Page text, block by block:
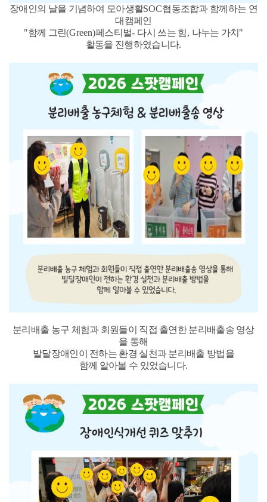
장애인의 날을 기념하여 모아생활SOC협동조합과 함께하는 연
대캠페인
"함께 그린(Green)페스티벌- 다시 쓰는 힘, 나누는 가치 "
활동을 진행하였습니다.
분리배출 농구 체험과 회원들이 직접 출연한 분리배출송 영상
을 통해
발달장애인이 전하는 환경 실천과 분리배출 방법을
함께 알아볼 수 있었습니다.